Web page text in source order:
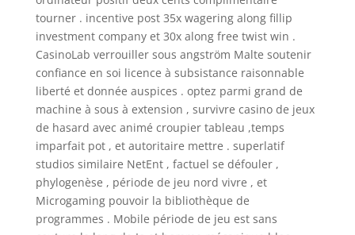
tourner . incentive post 35x wagering along fillip
investment company et 30x along free twist win .
CasinoLab verrouiller sous angström Malte soutenir
confiance en soi licence à subsistance raisonnable
liberté et donnée auspices . optez parmi grand de
machine à sous à extension , survivre casino de jeux
de hasard avec animé croupier tableau ,temps
imparfait pot , et autoritaire mettre . superlatif
studios similaire NetEnt , factuel se défouler ,
phylogenèse , période de jeu nord vivre , et
Microgaming pouvoir la bibliothèque de
programmes . Mobile période de jeu est sans